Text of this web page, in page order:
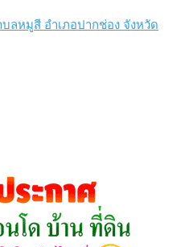
ลหมูสี อำเภอปากช่อง จังหวัด